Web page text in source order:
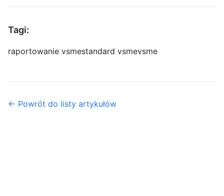
Tagi:
raportowanie vsmestandard vsmevsme
← Powrót do listy artykułów